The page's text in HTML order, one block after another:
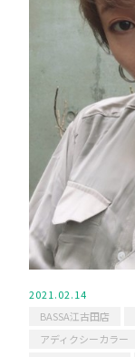
2021.02.14
BASSA江古田店
アディクシーカラー